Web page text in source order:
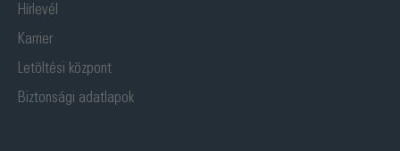
Hírlevél
Karrier
Letöltési központ
Biztonsági adatlapok